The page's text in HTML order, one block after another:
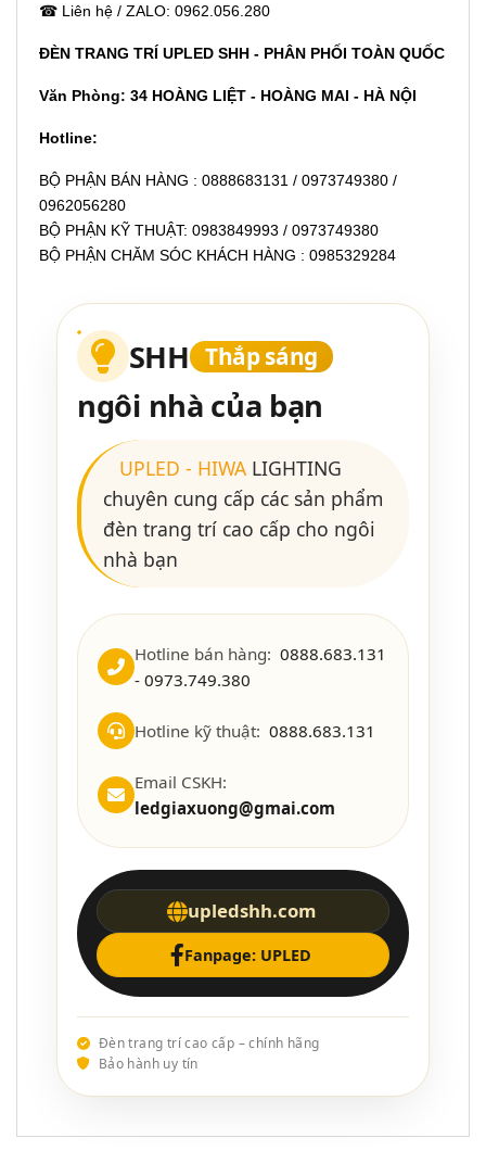
☎ Liên hệ / ZALO: 0962.056.280
ĐÈN TRANG TRÍ UPLED SHH - PHÂN PHỐI TOÀN QUỐC
Văn Phòng: 34 HOÀNG LIỆT - HOÀNG MAI - HÀ NỘI
Hotline:
BỘ PHẬN BÁN HÀNG : 0888683131 / 0973749380 /
0962056280
BỘ PHẬN KỸ THUẬT: 0983849993 / 0973749380
BỘ PHẬN CHĂM SÓC KHÁCH HÀNG : 0985329284
SHH Thắp sáng
ngôi nhà của bạn
UPLED - HIWA LIGHTING
chuyên cung cấp các sản phẩm
đèn trang trí cao cấp cho ngôi
nhà bạn
Hotline bán hàng: 0888.683.131
- 0973.749.380
Hotline kỹ thuật: 0888.683.131
Email CSKH:
ledgiaxuong@gmai.com
upledshh.com
Fanpage: UPLED
Đèn trang trí cao cấp – chính hãng
Bảo hành uy tín